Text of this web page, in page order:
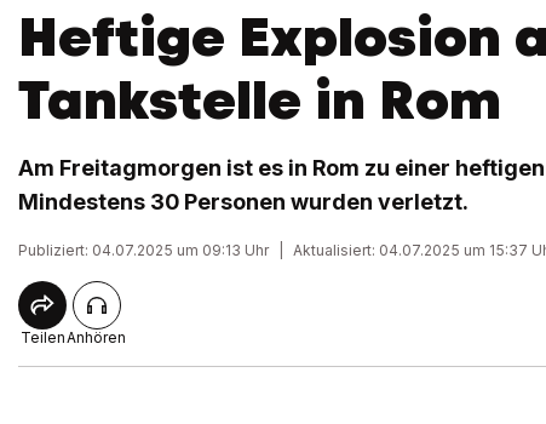
Heftige Explosion
Tankstelle in Rom
Am Freitagmorgen ist es in Rom zu einer
Mindestens 30 Personen wurden verletzt.
Publiziert: 04.07.2025 um 09:13 Uhr Aktualisiert: 04.07.2025 um 15:37
TeilenAnhören